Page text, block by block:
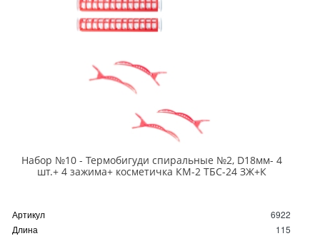
Набор №10 - Термобигуди спиральные №2, D18мм- 4
шт.+ 4 зажима+ косметичка КМ-2 ТБС-24 ЗЖ+К
Артикул
6922
Длина
115